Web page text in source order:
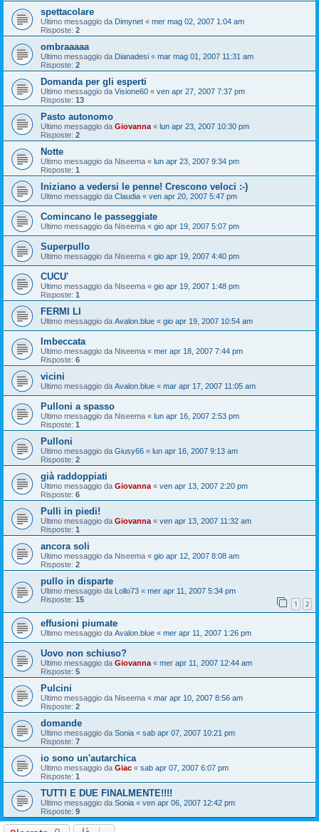
spettacolare
Ultimo messaggio da Dimynet « mer mag 02, 2007 1:04 am
Risposte: 2
ombraaaaa
Ultimo messaggio da Dianadesi « mar mag 01, 2007 11:31 am
Risposte: 2
Domanda per gli esperti
Ultimo messaggio da Visione60 « ven apr 27, 2007 7:37 pm
Risposte: 13
Pasto autonomo
Ultimo messaggio da Giovanna « lun apr 23, 2007 10:30 pm
Risposte: 2
Notte
Ultimo messaggio da Niseema « lun apr 23, 2007 9:34 pm
Risposte: 1
Iniziano a vedersi le penne! Crescono veloci :-)
Ultimo messaggio da Claudia « ven apr 20, 2007 5:47 pm
Comincano le passeggiate
Ultimo messaggio da Niseema « gio apr 19, 2007 5:07 pm
Superpullo
Ultimo messaggio da Niseema « gio apr 19, 2007 4:40 pm
CUCU'
Ultimo messaggio da Niseema « gio apr 19, 2007 1:48 pm
Risposte: 1
FERMI LI
Ultimo messaggio da Avalon.blue « gio apr 19, 2007 10:54 am
Imbeccata
Ultimo messaggio da Niseema « mer apr 18, 2007 7:44 pm
Risposte: 6
vicini
Ultimo messaggio da Avalon.blue « mar apr 17, 2007 11:05 am
Pulloni a spasso
Ultimo messaggio da Niseema « lun apr 16, 2007 2:53 pm
Risposte: 1
Pulloni
Ultimo messaggio da Giusy66 « lun apr 16, 2007 9:13 am
Risposte: 2
già raddoppiati
Ultimo messaggio da Giovanna « ven apr 13, 2007 2:20 pm
Risposte: 6
Pulli in piedi!
Ultimo messaggio da Giovanna « ven apr 13, 2007 11:32 am
Risposte: 1
ancora soli
Ultimo messaggio da Niseema « gio apr 12, 2007 8:08 am
Risposte: 2
pullo in disparte
Ultimo messaggio da Lollo73 « mer apr 11, 2007 5:34 pm
Risposte: 15 1 2
effusioni piumate
Ultimo messaggio da Avalon.blue « mer apr 11, 2007 1:26 pm
Uovo non schiuso?
Ultimo messaggio da Giovanna « mer apr 11, 2007 12:44 am
Risposte: 5
Pulcini
Ultimo messaggio da Niseema « mar apr 10, 2007 8:56 am
Risposte: 2
domande
Ultimo messaggio da Sonia « sab apr 07, 2007 10:21 pm
Risposte: 7
io sono un'autarchica
Ultimo messaggio da Giac « sab apr 07, 2007 6:07 pm
Risposte: 1
TUTTI E DUE FINALMENTE!!!!
Ultimo messaggio da Sonia « ven apr 06, 2007 12:42 pm
Risposte: 9